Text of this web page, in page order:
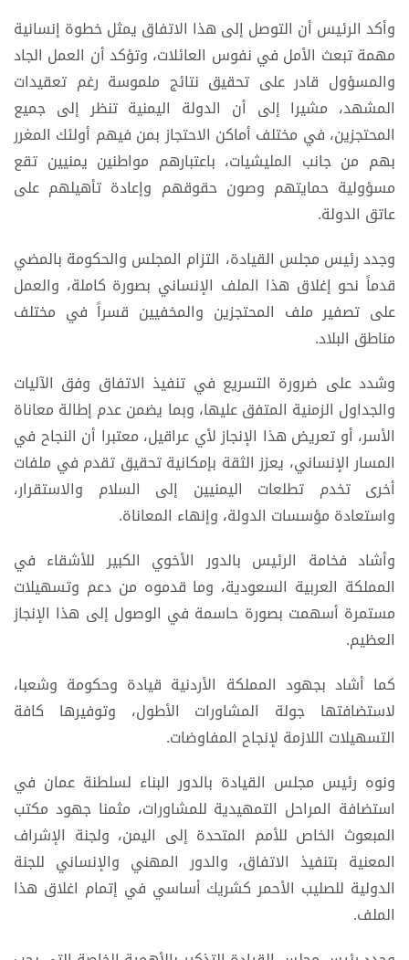
وأكد الرئيس أن التوصل إلى هذا الاتفاق يمثل خطوة إنسانية
مهمة تبعث الأمل في نفوس العائلات، وتؤكد أن العمل الجاد
والمسؤول قادر على تحقيق نتائج ملموسة رغم تعقيدات
المشهد، مشيرا إلى أن الدولة اليمنية تنظر إلى جميع
المحتجزين، في مختلف أماكن الاحتجاز بمن فيهم أولئك المغرر
بهم من جانب المليشيات، باعتبارهم مواطنين يمنيين تقع
مسؤولية حمايتهم وصون حقوقهم وإعادة تأهيلهم على
عاتق الدولة.
وجدد رئيس مجلس القيادة، التزام المجلس والحكومة بالمضي
قدماً نحو إغلاق هذا الملف الإنساني بصورة كاملة، والعمل
على تصفير ملف المحتجزين والمخفيين قسراً في مختلف
مناطق البلاد.
وشدد على ضرورة التسريع في تنفيذ الاتفاق وفق الآليات
والجداول الزمنية المتفق عليها، وبما يضمن عدم إطالة معاناة
الأسر، أو تعريض هذا الإنجاز لأي عراقيل، معتبرا أن النجاح في
المسار الإنساني، يعزز الثقة بإمكانية تحقيق تقدم في ملفات
أخرى تخدم تطلعات اليمنيين إلى السلام والاستقرار،
واستعادة مؤسسات الدولة، وإنهاء المعاناة.
وأشاد فخامة الرئيس بالدور الأخوي الكبير للأشقاء في
المملكة العربية السعودية، وما قدموه من دعم وتسهيلات
مستمرة أسهمت بصورة حاسمة في الوصول إلى هذا الإنجاز
العظيم.
كما أشاد بجهود المملكة الأردنية قيادة وحكومة وشعبا،
لاستضافتها جولة المشاورات الأطول، وتوفيرها كافة
التسهيلات اللازمة لإنجاح المفاوضات.
ونوه رئيس مجلس القيادة بالدور البناء لسلطنة عمان في
استضافة المراحل التمهيدية للمشاورات، مثمنا جهود مكتب
المبعوث الخاص للأمم المتحدة إلى اليمن، ولجنة الإشراف
المعنية بتنفيذ الاتفاق، والدور المهني والإنساني للجنة
الدولية للصليب الأحمر كشريك أساسي في إتمام اغلاق هذا
الملف.